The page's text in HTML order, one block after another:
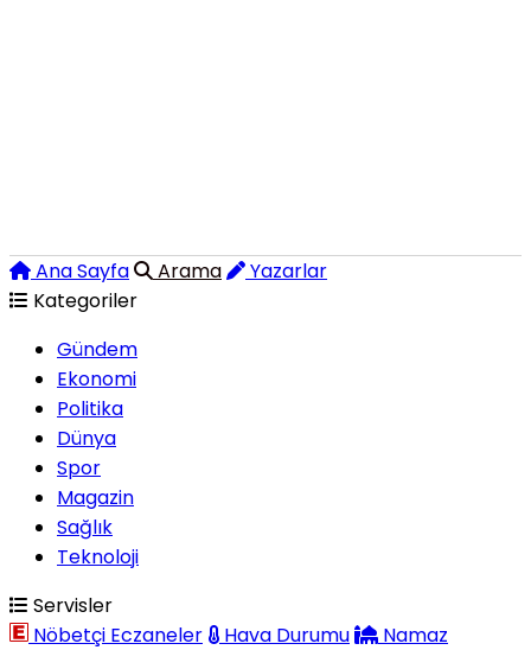
Ana Sayfa Arama
Yazarlar
Kategoriler
Gündem
Ekonomi
Politika
Dünya
Spor
Magazin
Sağlık
Teknoloji
Servisler
Nöbetçi Eczaneler
Hava Durumu
Namaz